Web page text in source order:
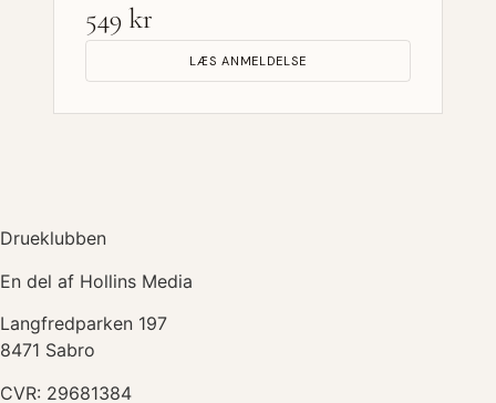
549 kr
LÆS ANMELDELSE
Drueklubben
En del af Hollins Media
Langfredparken 197
8471 Sabro
CVR: 29681384